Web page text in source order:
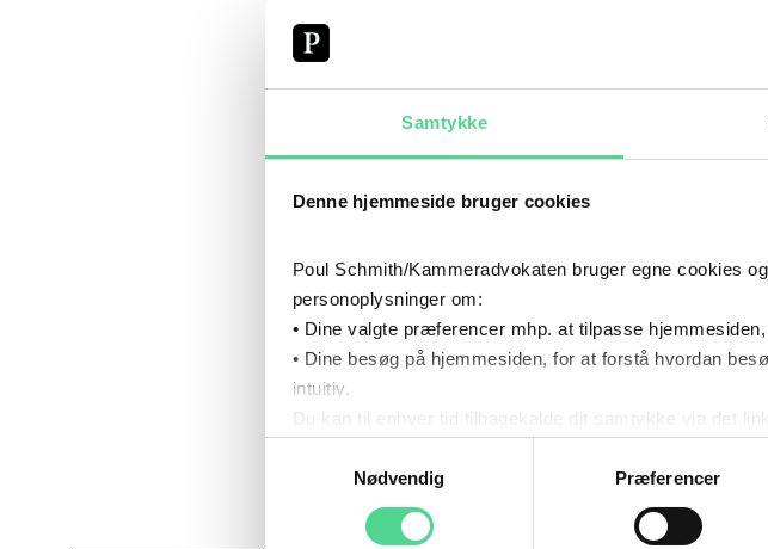
Samtykke
Denne hjemmeside bruger cookies
Poul Schmith/Kammeradvokaten bruger egne cookies
personoplysninger om:
• Dine valgte præferencer mhp. at tilpasse
• Dine besøg på hjemmesiden, for at forstå hvordan
intuitiv.
Du kan til enhver tid tilbagekalde dit samtykke via det
Læs mere om vores behandling af personoplysninger
Nødvendig
Præferencer
bliver en naturlig del af
Trine varetager herudover
domstolene.
SPECIALER